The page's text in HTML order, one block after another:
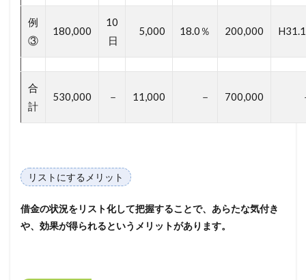
例
③
180,000
10
日
5,000 18.0％ 200,000
合
計
530,000 － 11,000 － 700,000
リストにするメリット
借金の状況をリスト化して把握することで、あらたな気付き
や、効果が得られるというメリットがあります。